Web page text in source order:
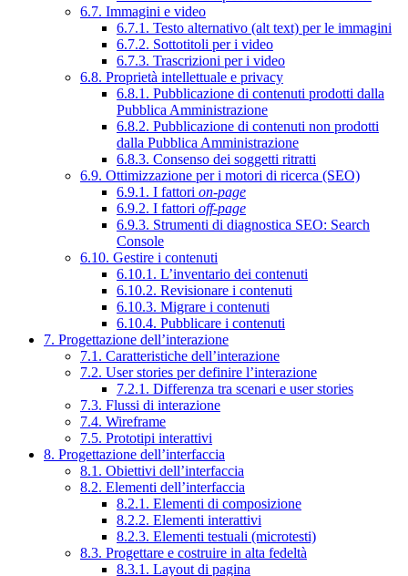
6.7. Immagini e video
6.7.1. Testo alternativo (alt text) per le immagini
6.7.2. Sottotitoli per i video
6.7.3. Trascrizioni per i video
6.8. Proprietà intellettuale e privacy
6.8.1. Pubblicazione di contenuti prodotti dalla
Pubblica Amministrazione
6.8.2. Pubblicazione di contenuti non prodotti
dalla Pubblica Amministrazione
6.8.3. Consenso dei soggetti ritratti
6.9. Ottimizzazione per i motori di ricerca (SEO)
6.9.1. I fattori on-page
6.9.2. I fattori off-page
6.9.3. Strumenti di diagnostica SEO: Search
Console
6.10. Gestire i contenuti
6.10.1. L’inventario dei contenuti
6.10.2. Revisionare i contenuti
6.10.3. Migrare i contenuti
6.10.4. Pubblicare i contenuti
7. Progettazione dell’interazione
7.1. Caratteristiche dell’interazione
7.2. User stories per definire l’interazione
7.2.1. Differenza tra scenari e user stories
7.3. Flussi di interazione
7.4. Wireframe
7.5. Prototipi interattivi
8. Progettazione dell’interfaccia
8.1. Obiettivi dell’interfaccia
8.2. Elementi dell’interfaccia
8.2.1. Elementi di composizione
8.2.2. Elementi interattivi
8.2.3. Elementi testuali (microtesti)
8.3. Progettare e costruire in alta fedeltà
8.3.1. Layout di pagina